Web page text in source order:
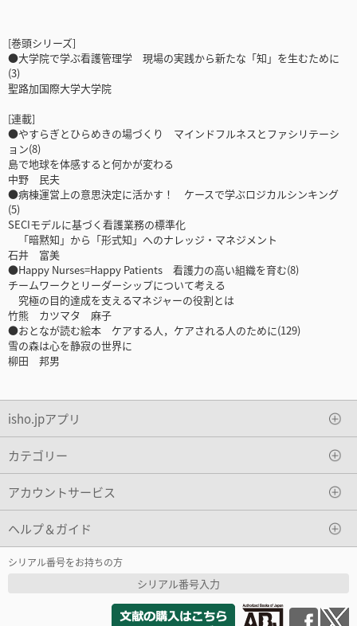
[巻頭シリーズ]
●大学院で学ぶ看護管理学 現場の実践から新たな「知」を生むために
(3)
聖路加国際大学大学院
[連載]
●やすらぎとひらめきの場づくり マインドフルネスとファシリテーシ
ョン(8)
島で地球を体感すると何かが変わる
中野 民夫
●病棟運営上の意思決定に活かす！ ケースで学ぶロジカルシンキング
(5)
SECIモデルに基づく看護業務の標準化
「暗黙知」から「形式知」へのナレッジ・マネジメント
石井 富美
●Happy Nurses=Happy Patients 看護力の高い組織を育む(8)
チームワークとリーダーシップについて考える
究極の目的達成を支えるマネジャーの役割とは
竹熊 カツマタ 麻子
●おとなが読む絵本 ケアする人，ケアされる人のために(129)
雪の森は心を静寂の世界に
柳田 邦男
isho.jpアプリ
カテゴリー
アカウントサービス
ヘルプ＆ガイド
シリアル番号をお持ちの方
シリアル番号入力